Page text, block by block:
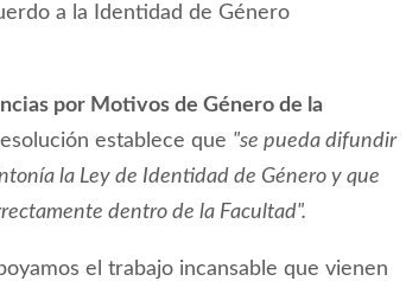
a la Identidad de Género
por Motivos de Género de la
establece que "se pueda difundir
la Ley de Identidad de Género y que
dentro de la Facultad".
el trabajo incansable que vienen